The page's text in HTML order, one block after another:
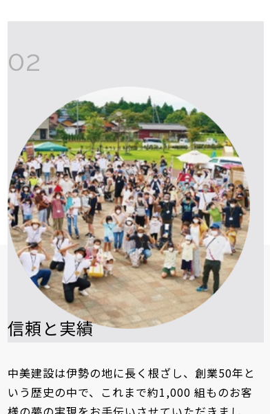
02
信頼と実績
中美建設は伊勢の地に長く根ざし、創業50年と
いう歴史の中で、これまで約1,000 組ものお客